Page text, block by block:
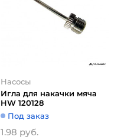
Насосы
Игла для накачки мяча
HW 120128
Под заказ
1.98 руб.